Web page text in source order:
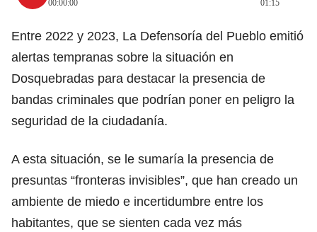
00:00:00
01:15
Entre 2022 y 2023, La Defensoría del Pueblo emitió
alertas tempranas sobre la situación en
Dosquebradas para destacar la presencia de
bandas criminales que podrían poner en peligro la
seguridad de la ciudadanía.
A esta situación, se le sumaría la presencia de
presuntas “fronteras invisibles”, que han creado un
ambiente de miedo e incertidumbre entre los
habitantes, que se sienten cada vez más